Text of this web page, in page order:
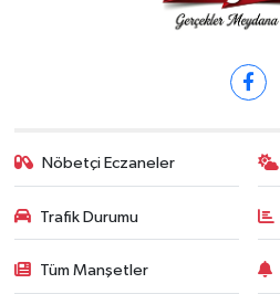
Nöbetçi Eczaneler
Trafik Durumu
Tüm Manşetler